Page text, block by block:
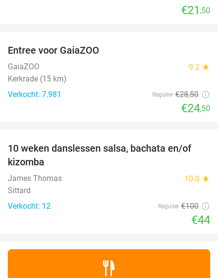
€21 ,50
Entree voor GaiaZOO
GaiaZOO 9.2 star
Kerkrade (15 km)
Verkocht: 7.981
Regulier €28,50
€24,50
56%
10 weken danslessen salsa, bachata en/of
kizomba
James Thomas 10.0 star
Sittard
Verkocht: 12
Regulier €100
€44